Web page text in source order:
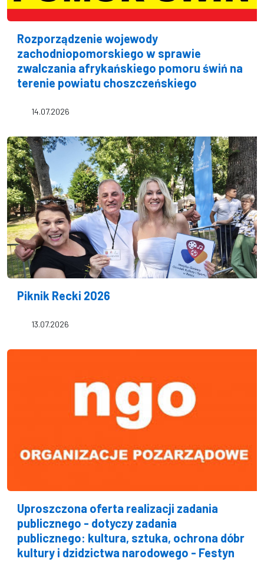
Rozporządzenie wojewody
zachodniopomorskiego w sprawie
zwalczania afrykańskiego pomoru świń na
terenie powiatu choszczeńskiego
14.07.2026
Piknik Recki 2026
13.07.2026
Uproszczona oferta realizacji zadania
publicznego - dotyczy zadania
publicznego: kultura, sztuka, ochrona dóbr
kultury i dzidzictwa narodowego - Festyn